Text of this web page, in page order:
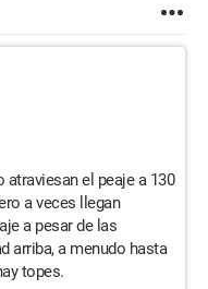
el peaje a 130
a veces llegan
a pesar de las
arriba, a menudo hasta
topes.